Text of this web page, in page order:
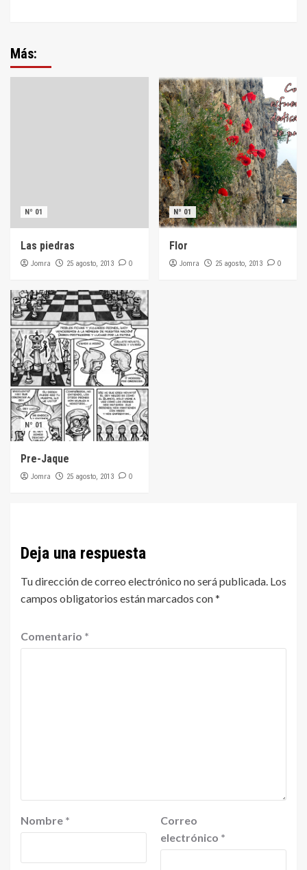
Más:
Nº 01
Las piedras
Jomra 25 agosto, 2013 0
Nº 01
Flor
Jomra 25 agosto, 2013 0
Nº 01
Pre-Jaque
Jomra 25 agosto, 2013 0
Deja una respuesta
Tu dirección de correo electrónico no será publicada. Los
campos obligatorios están marcados con*
Comentario *
Nombre *
Correo
electrónico *